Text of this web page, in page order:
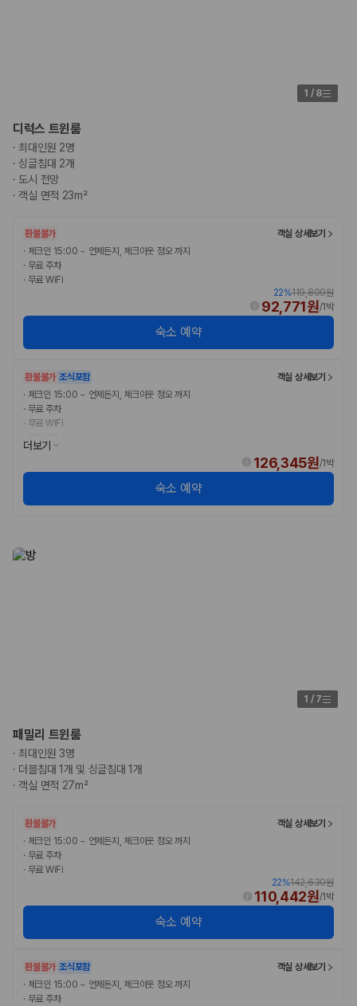
사용자 리뷰
175,206
예약 가능 차량
67,123대
전국 렌트카 지점
1,829개
제주렌트카 가격비교 자주 묻는 질문
Q. 제주렌트카 가격비교는 카모아에서 어떻게 하나요?
A. 대여일, 반납일, 인수 지역을 선택하면 제주도 렌트카 업체별 가격, 차종,
Q. 제주 렌트카 최저가는 무엇을 기준으로 비교해야 하나요?
Q. 제주공항 근처 렌트카도 비교할 수 있나요?
Q. 제주 렌트카 가격비교 시 보험도 함께 비교할 수 있나요?
제주렌트카 가격비교 주요 링크
제주도 렌트카 실시간 최저가 가격비교
제주 렌트카 예약
해외 렌트카 가격비교
1 / 8
디럭스 트윈룸
· 최대인원 2명
·싱글침대 2개
· 도시 전망
·객실 면적 23m²
환불불가
객실 상세보기
· 체크인 15:00 ~ 언제든지, 체크아웃 정오 까지
· 무료 주차
· 무료 WiFi
22%119,809원
92,771원/1박
숙소 예약
환불불가 조식포함
객실 상세보기
· 체크인 15:00 ~ 언제든지, 체크아웃 정오 까지
· 무료 주차
· 무료 WiFi
더보기
126,345원/1박
숙소 예약
1 / 7
패밀리 트윈룸
· 최대인원 3명
· 더블침대 1개 및 싱글침대 1개
·객실 면적 27m²
환불불가
객실 상세보기
· 체크인 15:00 ~ 언제든지, 체크아웃 정오 까지
· 무료 주차
· 무료 WiFi
22%142,630원
110,442원/1박
숙소 예약
환불불가 조식포함
객실 상세보기
· 체크인 15:00 ~ 언제든지, 체크아웃 정오 까지
· 무료 주차